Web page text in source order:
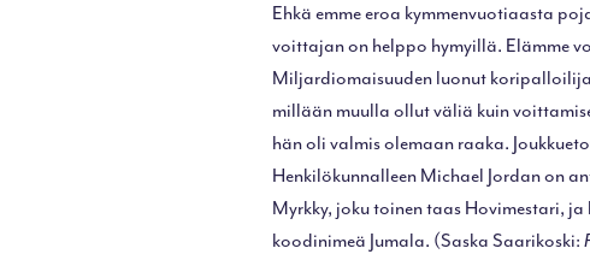
Ehkä emme eroa kymmenvuotiaasta
voittajan on helppo hymyillä. Elämme
Miljardiomaisuuden luonut
millään muulla ollut väliä kuin
hän oli valmis olemaan raaka.
Henkilökunnalleen Michael Jordan on
Myrkky, joku toinen taas Hovimestari,
koodinimeä Jumala. (Saska Saarikoski: